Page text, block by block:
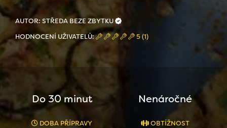
AUTOR: STŘEDA BEZE ZBYTKU
HODNOCENÍ UŽIVATELŮ:
5 (1)
Do 30 minut
DOBA PŘÍPRAVY
Nenáročné
OBTÍŽNOST